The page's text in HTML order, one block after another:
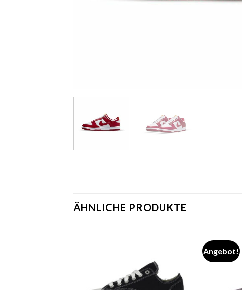
ÄHNLICHE PRODUKTE
Angebot!